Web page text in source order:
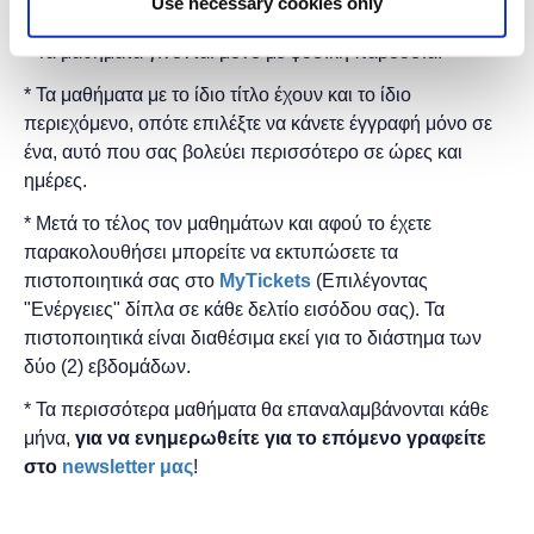
* Τα μαθήματα γίνονται μόνο με φυσική παρουσία.
* Τα μαθήματα με το ίδιο τίτλο έχουν και το ίδιο
περιεχόμενο, οπότε επιλέξτε να κάνετε έγγραφή μόνο σε
ένα, αυτό που σας βολεύει περισσότερο σε ώρες και
ημέρες.
* Μετά το τέλος τον μαθημάτων και αφού το έχετε
παρακολουθήσει μπορείτε να εκτυπώσετε τα
πιστοποιητικά ​σας στο MyTickets (Επιλέγοντας
"Ενέργειες" δίπλα σε κάθε δελτίο εισόδου σας). Τα
πιστοποιητικά είναι διαθέσιμα εκεί για το διάστημα των
δύο (2) εβδομάδων.
* Τα περισσότερα μαθήματα θα επαναλαμβάνονται κάθε
μήνα, για να ενημερωθείτε για το επόμενο γραφείτε
στο newsletter μας!